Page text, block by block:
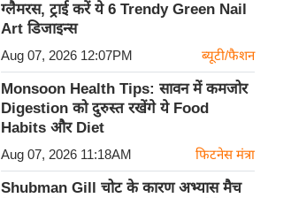
ग्लैमरस, ट्राई करें ये 6 Trendy Green Nail
Art डिजाइन्स
Aug 07, 2026 12:07PM ब्यूटी/फैशन
Monsoon Health Tips: सावन में कमजोर
Digestion को दुरुस्त रखेंगे ये Food
Habits और Diet
Aug 07, 2026 11:18AM फिटनेस मंत्रा
Shubman Gill चोट के कारण अभ्यास मैच